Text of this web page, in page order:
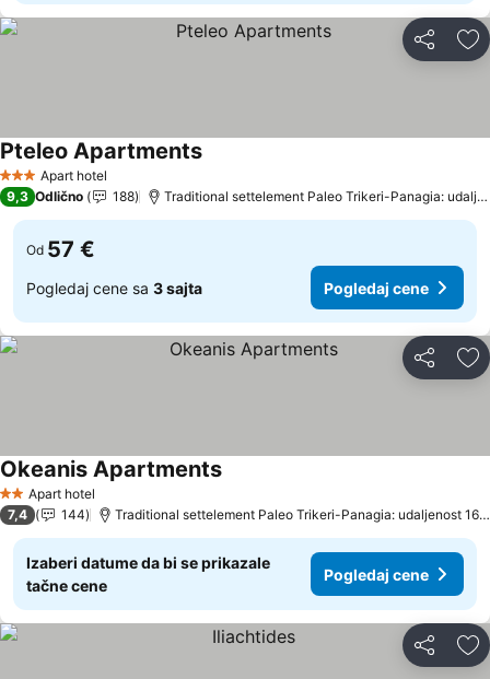
Deli
3 ZvezdiceApart hotel
Pteleo Apartments
9,3 Odlično 188 Traditional settelement Paleo Trikeri-Panagia: udaljenost 15.4 km
Od 57 €
Pogledaj cene sa 3 sajta Pogledaj cene
Deli
2 Zvezdice
Apart hotel
Okeanis Apartments
7,4 144 Traditional settelement Paleo Trikeri-Panagia: udaljenost 16.5 km
Izaberi datume da bi se prikazale
tačne cene
Pogledaj cene
Deli